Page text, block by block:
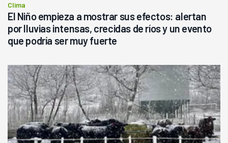
Clima
El Niño empieza a mostrar sus efectos: alertan
por lluvias intensas, crecidas de ríos y un evento
que podría ser muy fuerte